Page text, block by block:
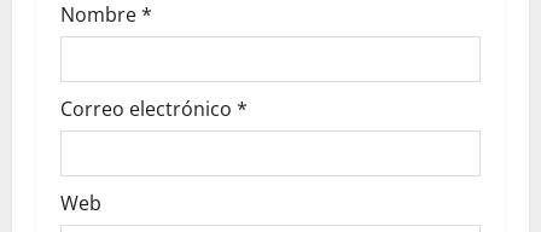
Nombre*
Correo electrónico *
Web